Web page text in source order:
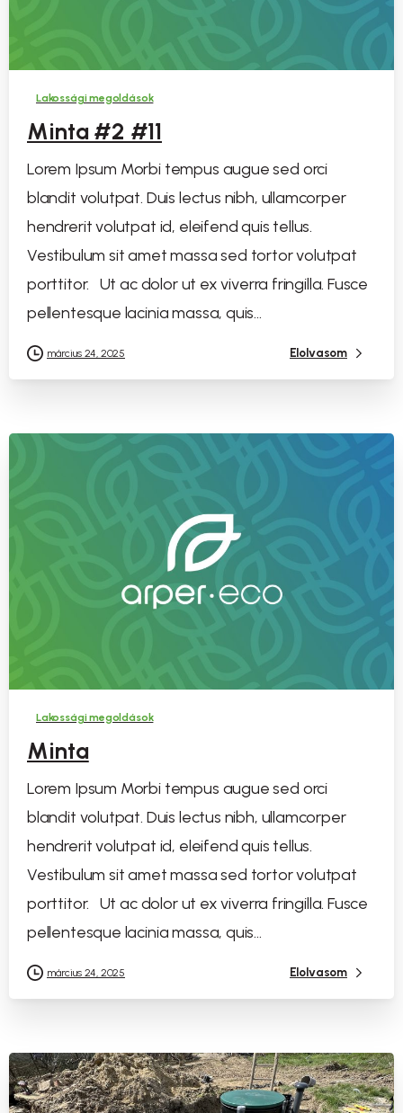
Lakossági megoldások
Minta #2 #11
Lorem Ipsum Morbi tempus augue sed orci
blandit volutpat. Duis lectus nibh, ullamcorper
hendrerit volutpat id, eleifend quis tellus.
Vestibulum sit amet massa sed tortor volutpat
porttitor. Ut ac dolor ut ex viverra fringilla. Fusce
pellentesque lacinia massa, quis...
március 24, 2025 Elolvasom
Lakossági megoldások
Minta
Lorem Ipsum Morbi tempus augue sed orci
blandit volutpat. Duis lectus nibh, ullamcorper
hendrerit volutpat id, eleifend quis tellus.
Vestibulum sit amet massa sed tortor volutpat
porttitor. Ut ac dolor ut ex viverra fringilla. Fusce
pellentesque lacinia massa, quis...
március 24, 2025 Elolvasom